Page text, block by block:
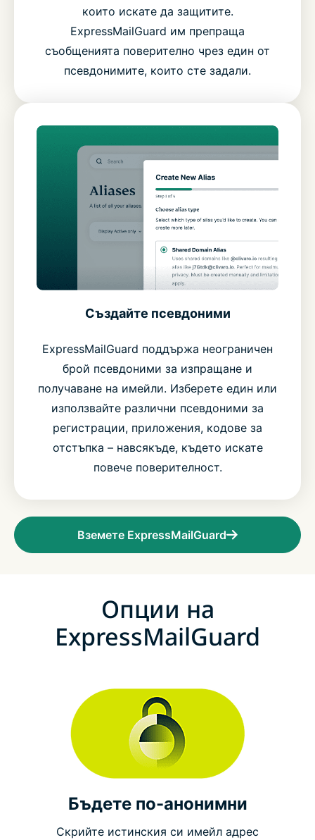
които искате да защитите.
ExpressMailGuard им препраща
съобщенията поверително чрез един от
псевдонимите, които сте задали.
Създайте псевдоними
ExpressMailGuard поддържа неограничен
брой псевдоними за изпращане и
получаване на имейли. Изберете един или
използвайте различни псевдоними за
регистрации, приложения, кодове за
отстъпка – навсякъде, където искате
повече поверителност.
Вземете ExpressMailGuard
Опции на
ExpressMailGuard
Бъдете по-анонимни
Скрийте истинския си имейл адрес